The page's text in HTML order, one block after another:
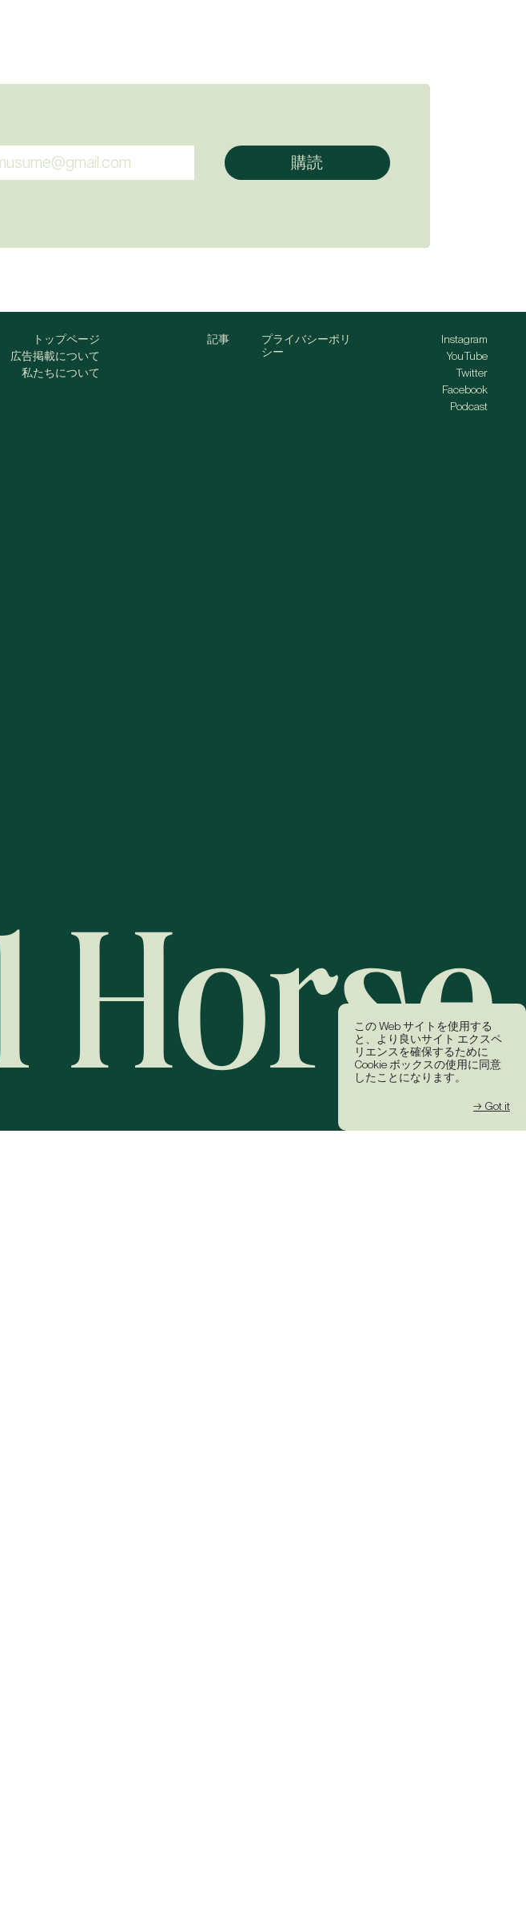
この Web サイトを使用する
と、より良いサイト エクスペ
リエンスを確保するために
Cookie ボックスの使用に同意
したことになります。
→ Got it
トップページ
広告掲載について
私たちについて
記事
プライバシーポリ
シー
Instagram
YouTube
Twitter
Facebook
Podcast